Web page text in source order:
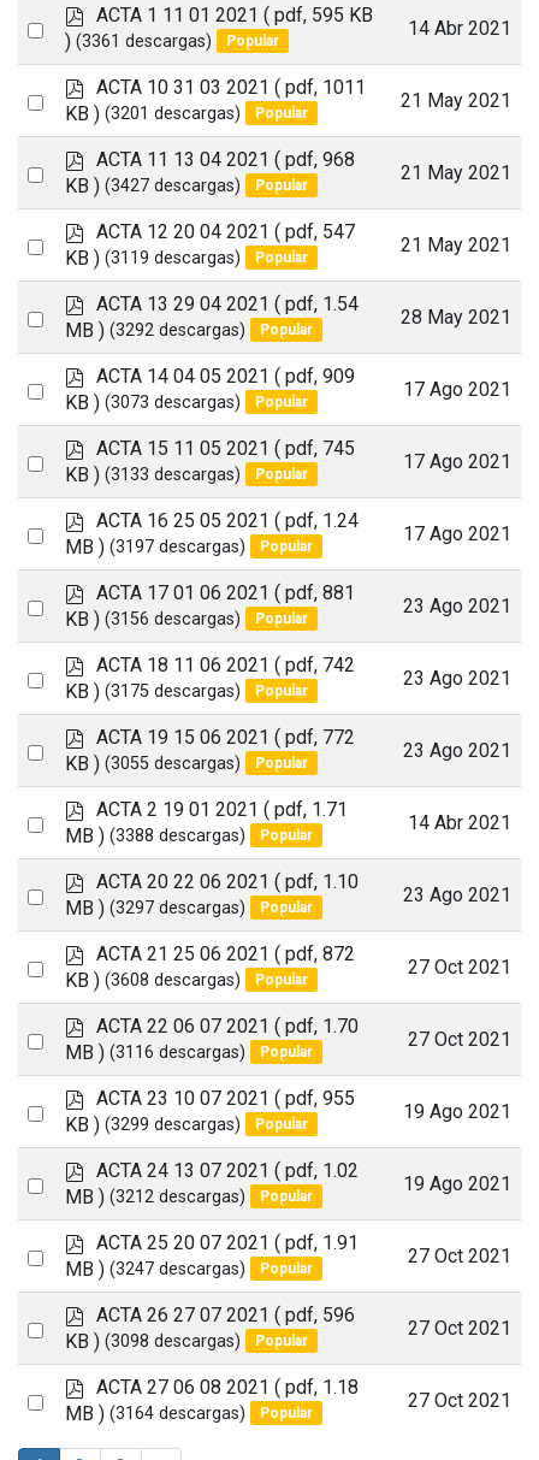
Select
an
item
p
d
f
ACTA 1 11 01 2021 ( pdf, 595 KB
) (3361 descargas) Popular
14 Abr 2021
Select
an
item
p
d
f
ACTA 10 31 03 2021 ( pdf, 1011
KB ) (3201 descargas) Popular
21 May 2021
Select
an
item
p
d
f
ACTA 11 13 04 2021 ( pdf, 968
KB ) (3427 descargas) Popular
21 May 2021
Select
an
item
p
d
f
ACTA 12 20 04 2021 ( pdf, 547
KB ) (3119 descargas) Popular
21 May 2021
Select
an
item
p
d
f
ACTA 13 29 04 2021 ( pdf, 1.54
MB ) (3292 descargas) Popular
28 May 2021
Select
an
item
p
d
f
ACTA 14 04 05 2021 ( pdf, 909
KB ) (3073 descargas) Popular
17 Ago 2021
Select
an
item
p
d
f
ACTA 15 11 05 2021 ( pdf, 745
KB ) (3133 descargas) Popular
17 Ago 2021
Select
an
item
p
d
f
ACTA 16 25 05 2021 ( pdf, 1.24
MB ) (3197 descargas) Popular
17 Ago 2021
Select
an
item
p
d
f
ACTA 17 01 06 2021 ( pdf, 881
KB ) (3156 descargas) Popular
23 Ago 2021
Select
an
item
p
d
f
ACTA 18 11 06 2021 ( pdf, 742
KB ) (3175 descargas) Popular
23 Ago 2021
Select
an
item
p
d
f
ACTA 19 15 06 2021 ( pdf, 772
KB ) (3055 descargas) Popular
23 Ago 2021
Select
an
item
p
d
f
ACTA 2 19 01 2021 ( pdf, 1.71
MB ) (3388 descargas) Popular
14 Abr 2021
Select
an
item
p
d
f
ACTA 20 22 06 2021 ( pdf, 1.10
MB ) (3297 descargas) Popular
23 Ago 2021
Select
an
item
p
d
f
ACTA 21 25 06 2021 ( pdf, 872
KB ) (3608 descargas) Popular
27 Oct 2021
Select
an
item
p
d
f
ACTA 22 06 07 2021 ( pdf, 1.70
MB ) (3116 descargas) Popular
27 Oct 2021
Select
an
item
p
d
f
ACTA 23 10 07 2021 ( pdf, 955
KB ) (3299 descargas) Popular
19 Ago 2021
Select
an
item
p
d
f
ACTA 24 13 07 2021 ( pdf, 1.02
MB ) (3212 descargas) Popular
19 Ago 2021
Select
an
item
p
d
f
ACTA 25 20 07 2021 ( pdf, 1.91
MB ) (3247 descargas) Popular
27 Oct 2021
Select
an
item
p
d
f
ACTA 26 27 07 2021 ( pdf, 596
KB ) (3098 descargas) Popular
27 Oct 2021
Select
p
d
ACTA 27 06 08 2021 ( pdf, 1.18
MB ) (3164 descargas) Popular
27 Oct 2021